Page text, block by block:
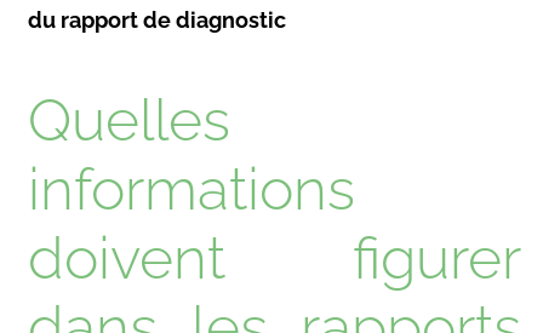
du rapport de diagnostic
Quelles
informations
doivent figurer